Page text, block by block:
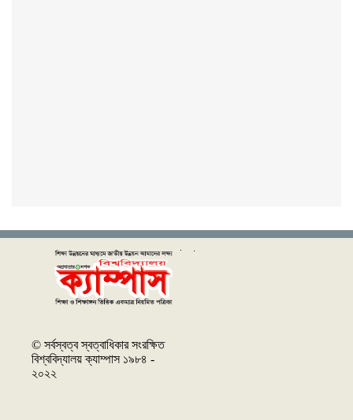
© সর্বস্বত্ব স্বত্বাধিকার সংরক্ষিত
বিশ্ববিদ্যালয় ক্যাম্পাস ১৯৮৪ -
২০২২